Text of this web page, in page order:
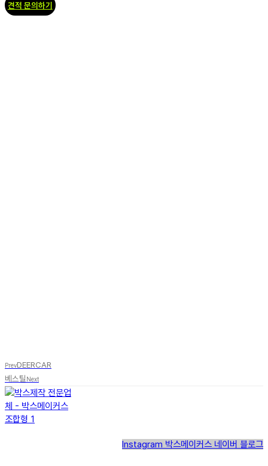
견적 문의하기
PrevDEERCAR
베스틸 Next
Instagram 박스메이커스 네이버 블로그